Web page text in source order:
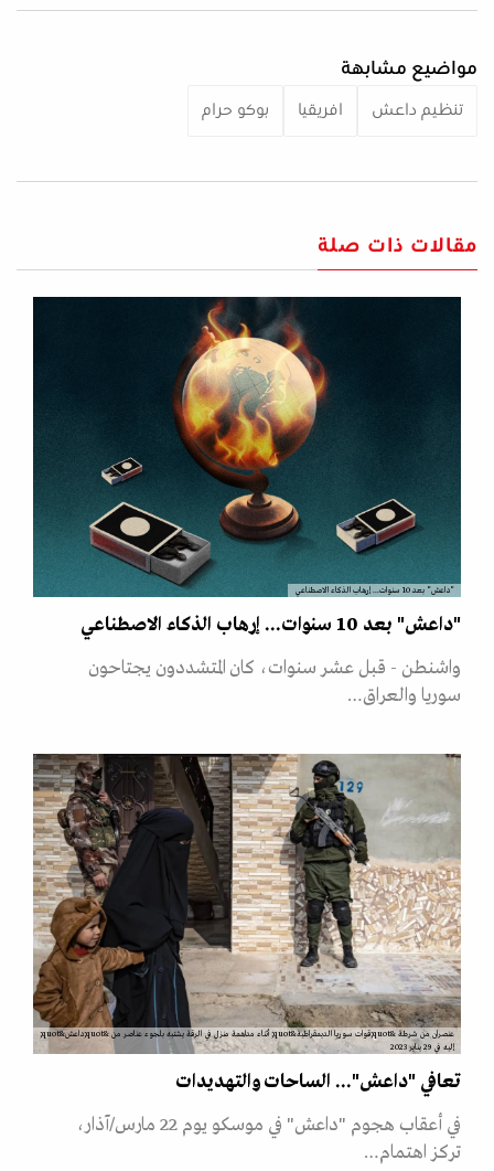
مواضيع مشابهة
تنظيم داعش افريقيا بوكو حرام
مقالات ذات صلة
"داعش" بعد 10 سنوات... إرهاب الذكاء الاصطناعي
"داعش" بعد 10 سنوات... إرهاب الذكاء الاصطناعي
واشنطن - قبل عشر سنوات، كان المتشددون يجتاحون
سوريا والعراق…
عنصران من شرطة &quot;قوات سوريا الديمقراطية&quot; أثناء مداهمة منزل في الرقة يشتبه بلجوء عناصر من &quot;داعش&quot;
إليه في 29 يناير 2023
تعافي "داعش"... الساحات والتهديدات
في أعقاب هجوم "داعش" في موسكو يوم 22 مارس/آذار،
تركز اهتمام…